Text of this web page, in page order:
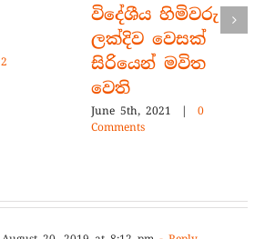
2
විදේශීය හිමිවරු
ලක්දිව වෙසක්
සිරියෙන් මවිත
වෙති
June 5th, 2021 |
0
Comments